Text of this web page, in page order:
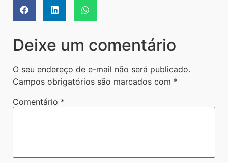
Deixe um comentário
O seu endereço de e-mail não será publicado.
Campos obrigatórios são marcados com *
Comentário *